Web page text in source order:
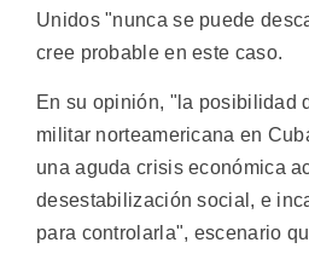
Unidos "nunca se puede
cree probable en este caso.
En su opinión, "la posibilidad
militar norteamericana en
una aguda crisis económica
desestabilización social, e
para controlarla", escenario